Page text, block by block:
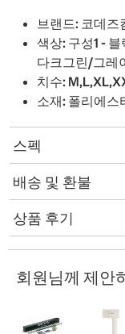
브랜드: 코데즈
색상: 구성1 -
다크그린/그레
치수:
소재: 폴리에스
스펙
배송 및 환불
상품 후기
회원님께 제안